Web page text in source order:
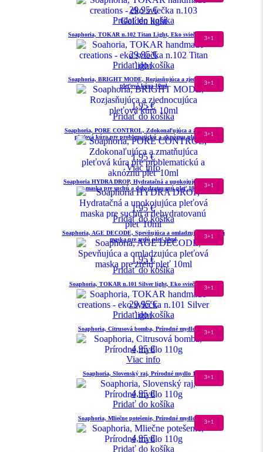
29,95€
Pridať do košíka
Soaphoria, TOKAR n.102 Titan Light, Eko sviečka 400ml
29,95€
3+1
Pridať do košíka
Soaphoria, BRIGHT MODE, Rozjasňujúca a zjednocujúca
pleťová kúra 10ml
1,95€
3+1
Pridať do košíka
Soaphoria, PORE CONTROL, Zdokonaľujúca a zmatňujúca
pleťová kúra pre problematickú a aknóznu pleť 10ml
1,95€
3+1
Viac info
Soaphoria HYDRA DROP, Hydratačná a upokojujúca pleťová
maska pre suchú a dehydratovanú pleť 10ml
1,95€
3+1
Pridať do košíka
Soaphoria, AGE DECODE, Spevňujúca a omladzujúca pleťová
maska pre zrelú pleť 10ml
1,95€
3+1
Pridať do košíka
Soaphoria, TOKAR n.101 Silver light, Eko sviečka 400ml
29,95€
3+1
Pridať do košíka
Soaphoria, Citrusová bomba, Prírodné mydlo 110g
4,95€
3+1
Viac info
Soaphoria, Slovenský raj, Prírodné mydlo 110g
4,95€
3+1
Pridať do košíka
Soaphoria, Mliečne potešenie, Prírodné mydlo 110g
4,95€
3+1
Pridať do košíka